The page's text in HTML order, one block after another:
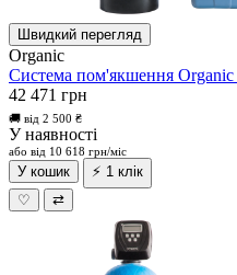
Швидкий перегляд
Organic
Система пом'якшення Organic
42 471 грн
🚚 від 2 500 ₴
У наявності
або від 10 618 грн/міс
У кошик
⚡ 1 клік
♡
⇄